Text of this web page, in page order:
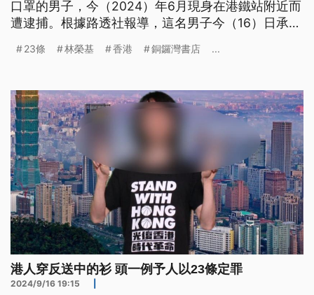
口罩的男子，今（2024）年6月現身在港鐵站附近而
遭逮捕。根據路透社報導，這名男子今（16）日承認
條」立法後，被定罪的第一人，香港法院預計在19日
23條 林榮基 香港 銅鑼灣書店 ...
港人穿反送中的衫 頭一例予人以23條定罪
2024/9/16 19:15